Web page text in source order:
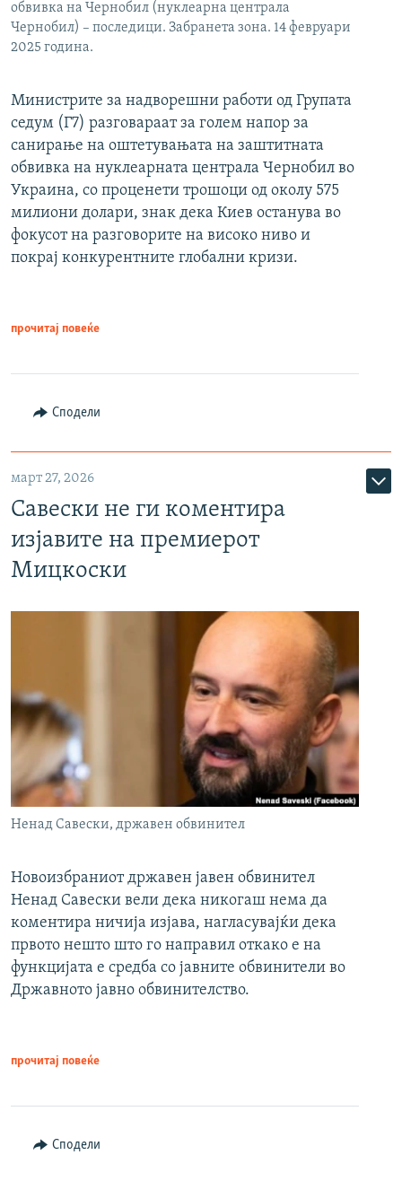
обвивка на Чернобил (нуклеарна централа
Чернобил) – последици. Забранета зона. 14 февруари
2025 година.
Министрите за надворешни работи од Групата
седум (Г7) разговараат за голем напор за
санирање на оштетувањата на заштитната
обвивка на нуклеарната централа Чернобил во
Украина, со проценети трошоци од околу 575
милиони долари, знак дека Киев останува во
фокусот на разговорите на високо ниво и
покрај конкурентните глобални кризи.
прочитај повеќе
Сподели
март 27, 2026
Савески не ги коментира
изјавите на премиерот
Мицкоски
Ненад Савески, државен обвинител
Новоизбраниот државен јавен обвинител
Ненад Савески вели дека никогаш нема да
коментира ничија изјава, нагласувајќи дека
првото нешто што го направил откако е на
функцијата е средба со јавните обвинители во
Државното јавно обвинителство.
прочитај повеќе
Сподели